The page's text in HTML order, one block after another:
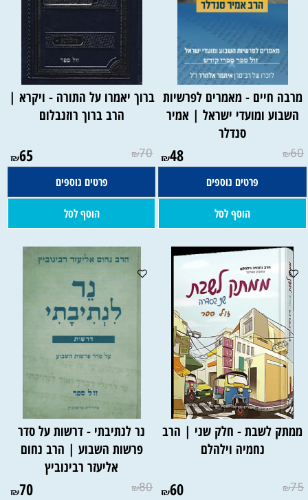
מרבה חיים - מאמרים לפרשיות
השבוע ומועדי ישראל | אמיר
סנדלר
₪60
₪48
פרטים נוספים
הוסף לסל
ברוך יאמרו על התורה - ויקרא |
הרב ברוך רוזנבלום
₪70
₪65
פרטים נוספים
הוסף לסל
ממתק לשבת - חלק שני | הרב
נחמיה וילהלם
₪75
₪60
נר לנתיבתי - דרשות על סדר
פרשות השבוע | הרב נחום
אליעזר רבינוביץ
₪80
₪70